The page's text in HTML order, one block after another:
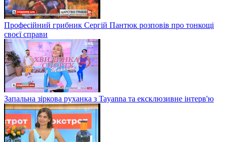
Професійний грибник Сергій Пантюк розповів про тонкощі
своєї справи
Запальна зіркова руханка з Tayanna та ексклюзивне інтерв'ю